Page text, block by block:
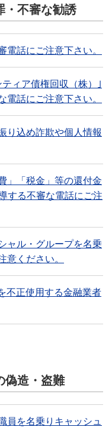
・不審な勧誘
電話にご注意下さい。
ィア債権回収（株）｣
電話にご注意下さい。
り込め詐欺や個人情報
」「税金」等の還付金
する不審な電話にご注
ャル・グループを名乗
意ください。
不正使用する金融業者
偽造・盗難
員を名乗りキャッシュ